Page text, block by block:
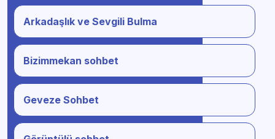
Arkadaşlık ve Sevgili Bulma
Bizimmekan sohbet
Geveze Sohbet